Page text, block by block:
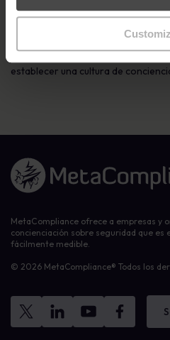
excelente concienciación en
cumplimiento normativo.
establecer una cultura de
Enlace a la página de inicio
MetaCompliance ofrece a empresas y
concienciación sobre seguridad que es
fácilmente medible.
© 2026 MetaCompliance® Todos los